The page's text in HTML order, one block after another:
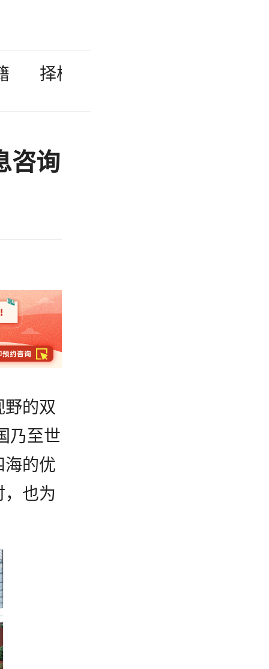
择校故事
咨询
的双
乃至世
海的优
也为